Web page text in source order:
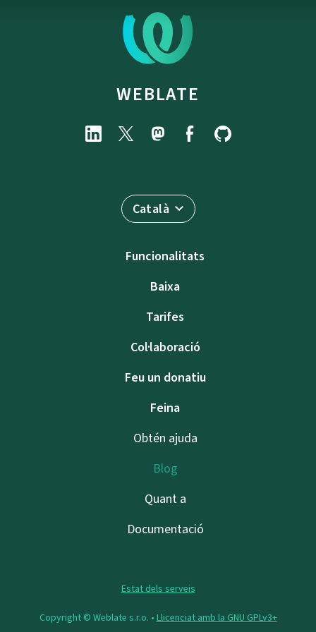
WEBLATE
Català
Funcionalitats
Baixa
Tarifes
Col·laboració
Feu un donatiu
Feina
Obtén ajuda
Blog
Quant a
Documentació
Estat dels serveis
Copyright © Weblate s.r.o. • Llicenciat amb la GNU GPLv3+